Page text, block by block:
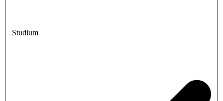
Studium